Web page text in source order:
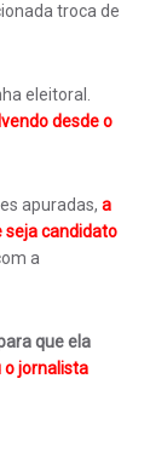
troca de
eleitoral.
desde o
apuradas, a
seja candidato
a
que ela
jornalista